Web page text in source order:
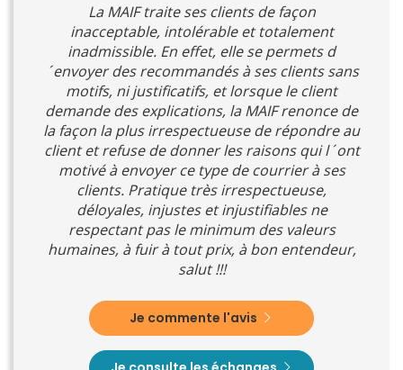
La MAIF traite ses clients de façon
inacceptable, intolérable et totalement
inadmissible. En effet, elle se permets d
´envoyer des recommandés à ses clients sans
motifs, ni justificatifs, et lorsque le client
demande des explications, la MAIF renonce de
la façon la plus irrespectueuse de répondre au
client et refuse de donner les raisons qui l´ont
motivé à envoyer ce type de courrier à ses
clients. Pratique très irrespectueuse,
déloyales, injustes et injustifiables ne
respectant pas le minimum des valeurs
humaines, à fuir à tout prix, à bon entendeur,
salut !!!
Je commente l'avis